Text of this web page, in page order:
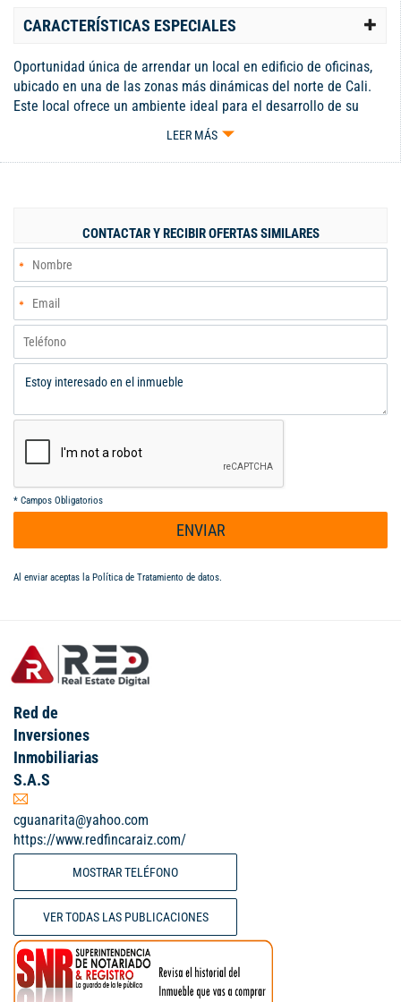
CARACTERÍSTICAS ESPECIALES
Oportunidad única de arrendar un local en edificio de oficinas,
ubicado en una de las zonas más dinámicas del norte de Cali.
Este local ofrece un ambiente ideal para el desarrollo de su
negocio, gracias a su diseño funcional. Con un espacio amplio y
un ambiente acogedor. El inmueble se encuentra en un estrato
facilita el flujo de personas, convirtiéndolo en un punto de
interés para los consumidores. Además, el edificio ofrece
amenidades como seguridad 24/7 . No pierda la oportunidad de
establecer su negocio en este destacado local. Contáctenos
para más información y agendar una visita.
LEER MÁS
CONTACTAR Y RECIBIR OFERTAS SIMILARES
* Campos Obligatorios
ENVIAR
Al enviar aceptas la Política de Tratamiento de datos.
Red de
Inversiones
Inmobiliarias
S.A.S
cguanarita@yahoo.com
https://www.redfincaraiz.com/
MOSTRAR TELÉFONO
VER TODAS LAS PUBLICACIONES